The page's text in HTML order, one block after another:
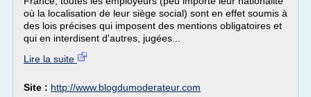
où la localisation de leur siège social) sont en effet soumis à
des lois précises qui imposent des mentions obligatoires et
qui en interdisent d'autres, jugées...
Lire la suite
Site : http://www.blogdumoderateur.com